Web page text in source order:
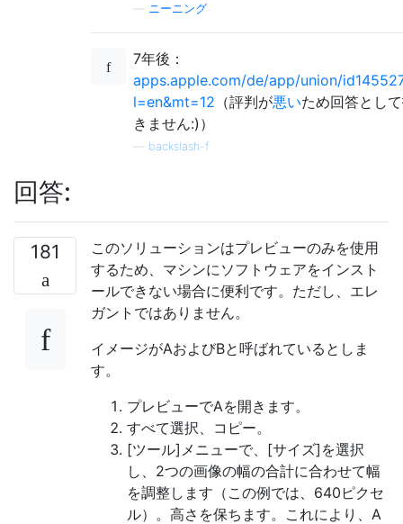
ニーニング
7年後：
apps.apple.com/de/app/union/
l=en&mt=12 （評判が悪いため回答とし
きません:)）
backslash-f
回答:
181
このソリューションはプレビューのみを使用
するため、マシンにソフトウェアをインスト
ールできない場合に便利です。ただし、エレ
ガントではありません。
イメージがAおよびBと呼ばれているとしま
す。
プレビューでAを開きます。
すべて選択、コピー。
[ツール]メニューで、[サイズ]を選択
し、2つの画像の幅の合計に合わせて幅
を調整します（この例では、640ピクセ
ル）。高さを保ちます。これにより、A